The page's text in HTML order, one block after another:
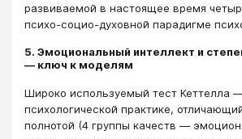
развиваемой в настоящее время
психо-социо-духовной парадигме
5. Эмоциональный интеллект и
― ключ к моделям
Широко используемый тест Кеттелла
психологической практике,
полнотой (4 группы качеств ―